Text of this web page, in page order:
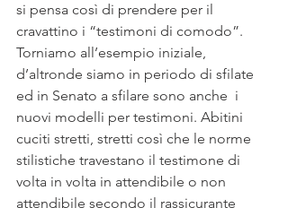
si pensa così di prendere per il
cravattino i “testimoni di comodo”.
Torniamo all’esempio iniziale,
d’altronde siamo in periodo di sfilate
ed in Senato a sfilare sono anche  i
nuovi modelli per testimoni. Abitini
cuciti stretti, stretti così che le norme
stilistiche travestano il testimone di
volta in volta in attendibile o non
attendibile secondo il rassicurante